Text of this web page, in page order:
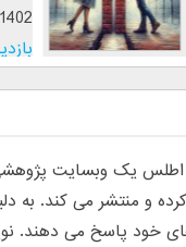
2061
اطلس یک وبسایت
خود پاسخ می دهند.